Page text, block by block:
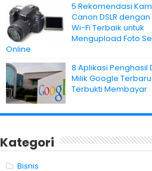
5 Rekomendasi
Canon DSLR dengan
Wi-Fi Terbaik untuk
Mengupload Foto
Online
8 Aplikasi Penghasil
Milik Google
Terbukti Membayar
Kategori
Bisnis